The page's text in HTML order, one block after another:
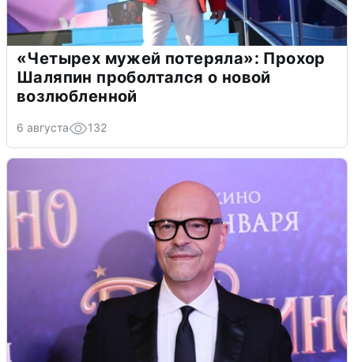
«Четырех мужей потеряла»: Прохор
Шаляпин проболтался о новой
возлюбленной
6 августа 132